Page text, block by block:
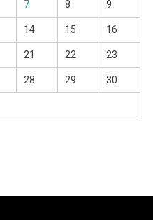
7 8 9
14 15 16
21 22 23
28 29 30